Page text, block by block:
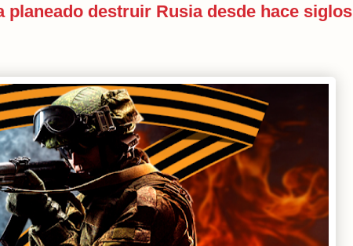
planeado destruir Rusia desde hace siglos